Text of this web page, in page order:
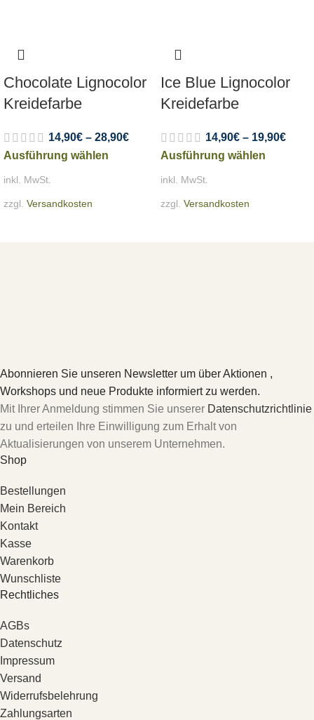
Chocolate Lignocolor
Kreidefarbe
14,90€ – 28,90€
Ausführung wählen
inkl. MwSt.
zzgl. Versandkosten
Ice Blue Lignocolor
Kreidefarbe
14,90€ – 19,90€
Ausführung wählen
inkl. MwSt.
zzgl. Versandkosten
Abonnieren Sie unseren Newsletter um über Aktionen ,
Workshops und neue Produkte informiert zu werden.
Mit Ihrer Anmeldung stimmen Sie unserer Datenschutzrichtlinie
zu und erteilen Ihre Einwilligung zum Erhalt von
Aktualisierungen von unserem Unternehmen.
Shop
Bestellungen
Mein Bereich
Kontakt
Kasse
Warenkorb
Wunschliste
Rechtliches
AGBs
Datenschutz
Impressum
Versand
Widerrufsbelehrung
Zahlungsarten